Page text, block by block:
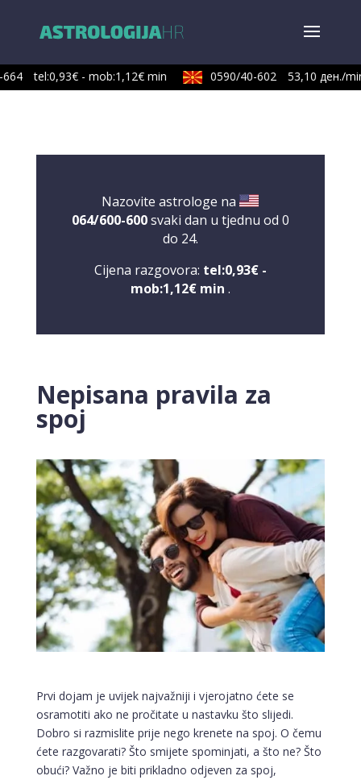
tel:0,93€ - mob:1,12€ min 0590/40-602 53,10 ден./min
Nazovite astrologe na
064/600-600svaki dan u tjednu od 0
do 24.
Cijena razgovora: tel:0,93€ -
mob:1,12€ min .
Nepisana pravila za
spoj
Prvi dojam je uvijek najvažniji i vjerojatno ćete se
osramotiti ako ne pročitate u nastavku što slijedi.
Dobro si razmislite prije nego krenete na spoj. O čemu
ćete razgovarati? Što smijete spominjati, a što ne? Što
obući? Važno je biti prikladno odjeven za spoj,